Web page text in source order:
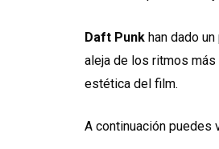
Daft Punk han dado
aleja de los ritmos
estética del film.
A continuación puedes